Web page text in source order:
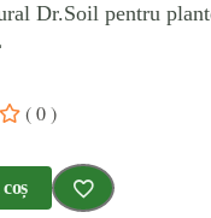
Dr.Soil pentru
( 0 )